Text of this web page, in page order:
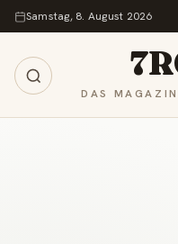
Zum Inhalt springen
Samstag, 8. August 2026
DAS